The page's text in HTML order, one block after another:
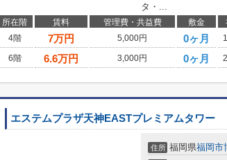
タ・...
所在階 賃料 管理費・共益費 敷金
4階
7万円 5,000円 0ヶ月
6階
6.6万円 3,000円 0ヶ月
エステムプラザ天神EASTプレミアムタワー
住所 福岡県福岡市